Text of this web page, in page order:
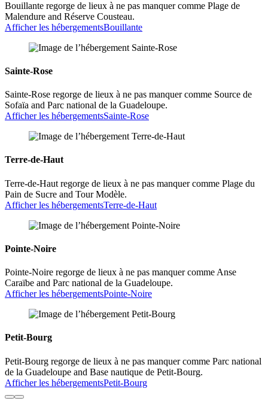
Bouillante regorge de lieux à ne pas manquer comme Plage de
Malendure and Réserve Cousteau.
Afficher les hébergementsBouillante
Sainte-Rose
Sainte-Rose regorge de lieux à ne pas manquer comme Source de
Sofaïa and Parc national de la Guadeloupe.
Afficher les hébergementsSainte-Rose
Terre-de-Haut
Terre-de-Haut regorge de lieux à ne pas manquer comme Plage du
Pain de Sucre and Tour Modèle.
Afficher les hébergementsTerre-de-Haut
Pointe-Noire
Pointe-Noire regorge de lieux à ne pas manquer comme Anse
Caraïbe and Parc national de la Guadeloupe.
Afficher les hébergementsPointe-Noire
Petit-Bourg
Petit-Bourg regorge de lieux à ne pas manquer comme Parc national
de la Guadeloupe and Base nautique de Petit-Bourg.
Afficher les hébergementsPetit-Bourg